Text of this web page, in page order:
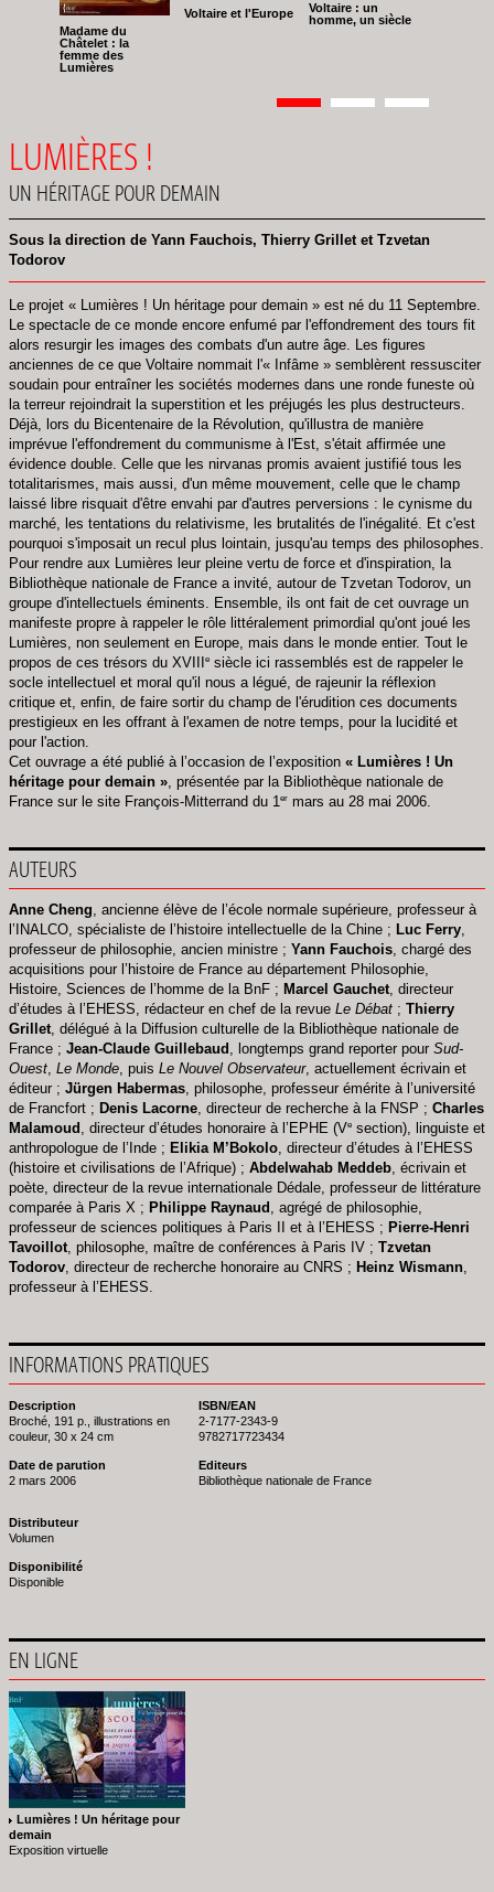
Madame du
Châtelet : la
femme des
Lumières
Voltaire et l'Europe
Voltaire : un
homme, un siècle
Pagination
Page
1 Page
2 Page
3
LUMIÈRES !
UN HÉRITAGE POUR DEMAIN
Sous la direction de Yann Fauchois, Thierry Grillet et Tzvetan
Todorov
Le projet « Lumières ! Un héritage pour demain » est né du 11 Septembre.
Le spectacle de ce monde encore enfumé par l'effondrement des tours fit
alors resurgir les images des combats d'un autre âge. Les figures
anciennes de ce que Voltaire nommait l'« Infâme » semblèrent ressusciter
soudain pour entraîner les sociétés modernes dans une ronde funeste où
la terreur rejoindrait la superstition et les préjugés les plus destructeurs.
Déjà, lors du Bicentenaire de la Révolution, qu'illustra de manière
imprévue l'effondrement du communisme à l'Est, s'était affirmée une
évidence double. Celle que les nirvanas promis avaient justifié tous les
totalitarismes, mais aussi, d'un même mouvement, celle que le champ
laissé libre risquait d'être envahi par d'autres perversions : le cynisme du
marché, les tentations du relativisme, les brutalités de l'inégalité. Et c'est
pourquoi s'imposait un recul plus lointain, jusqu'au temps des philosophes.
Pour rendre aux Lumières leur pleine vertu de force et d'inspiration, la
Bibliothèque nationale de France a invité, autour de Tzvetan Todorov, un
groupe d'intellectuels éminents. Ensemble, ils ont fait de cet ouvrage un
manifeste propre à rappeler le rôle littéralement primordial qu'ont joué les
Lumières, non seulement en Europe, mais dans le monde entier. Tout le
propos de ces trésors du XVIII
e siècle ici rassemblés est de rappeler le
socle intellectuel et moral qu'il nous a légué, de rajeunir la réflexion
critique et, enfin, de faire sortir du champ de l'érudition ces documents
prestigieux en les offrant à l'examen de notre temps, pour la lucidité et
pour l'action.
Cet ouvrage a été publié à l’occasion de l’exposition « Lumières ! Un
héritage pour demain », présentée par la Bibliothèque nationale de
France sur le site François-Mitterrand du 1er mars au 28 mai 2006.
AUTEURS
Anne Cheng , ancienne élève de l’école normale supérieure, professeur à
l’INALCO, spécialiste de l’histoire intellectuelle de la Chine ; Luc Ferry
professeur de philosophie, ancien ministre ; Yann Fauchois , chargé des
acquisitions pour l’histoire de France au département Philosophie,
Histoire, Sciences de l’homme de la BnF ; Marcel Gauchet , directeur
d’études à l’EHESS, rédacteur en chef de la revue Le Débat ; Thierry
Grillet , délégué à la Diffusion culturelle de la Bibliothèque nationale de
France ; Jean-Claude Guillebaud , longtemps grand reporter pour Sud-
Ouest Le Monde , puis Le Nouvel Observateur, actuellement écrivain et
éditeur ; Jürgen Habermas , philosophe, professeur émérite à l’université
de Francfort ; Denis Lacorne , directeur de recherche à la FNSP ; Charles
Malamoud , directeur d’études honoraire à l’EPHE (Ve section), linguiste et
anthropologue de l’Inde ; Elikia M’Bokolo , directeur d’études à l’EHESS
(histoire et civilisations de l’Afrique) ; Abdelwahab Meddeb , écrivain et
poète, directeur de la revue internationale Dédale, professeur de littérature
comparée à Paris X ; Philippe Raynaud , agrégé de philosophie,
professeur de sciences politiques à Paris II et à l’EHESS ; Pierre-Henri
Tavoillot , philosophe, maître de conférences à Paris IV ; Tzvetan
Todorov , directeur de recherche honoraire au CNRS ; Heinz Wismann
professeur à l’EHESS.
INFORMATIONS PRATIQUES
Description
Broché, 191 p., illustrations en
couleur, 30 x 24 cm
Date de parution
2 mars 2006
ISBN/EAN
2-7177-2343-9
9782717723434
Editeurs
Bibliothèque nationale de France
Distributeur
Volumen
Disponibilité
Disponible
EN LIGNE
Lumières ! Un héritage pour
demain
Exposition virtuelle